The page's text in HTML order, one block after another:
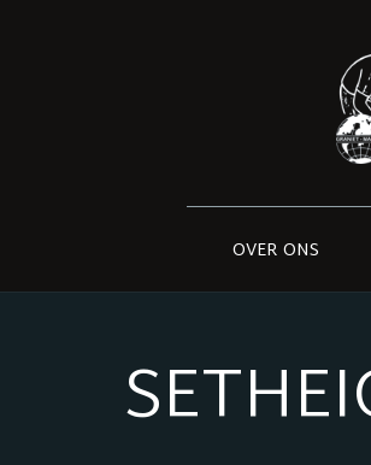
OVER ONS